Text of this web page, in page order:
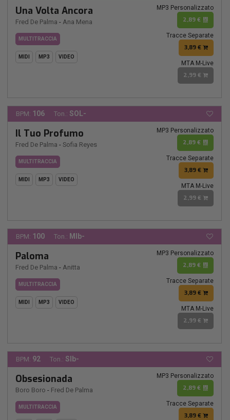
Una Volta Ancora
Fred De Palma - Ana Mena
MULTITRACCIA
MIDI MP3 VIDEO
MP3 Personalizzato
2,89 €
Tracce Separate
3,89 €
MTA M-Live
2,99 €
BPM: 106 Ton.: SOL-
Il Tuo Profumo
Fred De Palma - Sofia Reyes
MULTITRACCIA
MIDI MP3 VIDEO
MP3 Personalizzato
2,89 €
Tracce Separate
3,89 €
MTA M-Live
2,99 €
BPM: 100 Ton.: MIb-
Paloma
Fred De Palma - Anitta
MULTITRACCIA
MIDI MP3 VIDEO
MP3 Personalizzato
2,89 €
Tracce Separate
3,89 €
MTA M-Live
2,99 €
BPM: 92 Ton.: SIb-
Obsesionada
Boro Boro - Fred De Palma
MULTITRACCIA
MP3 Personalizzato
2,89 €
Tracce Separate
3,89 €